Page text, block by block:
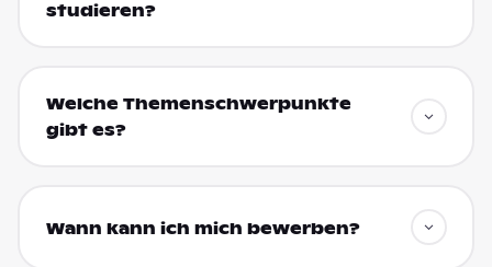
studieren?
Welche Themenschwerpunkte
gibt es?
Wann kann ich mich bewerben?